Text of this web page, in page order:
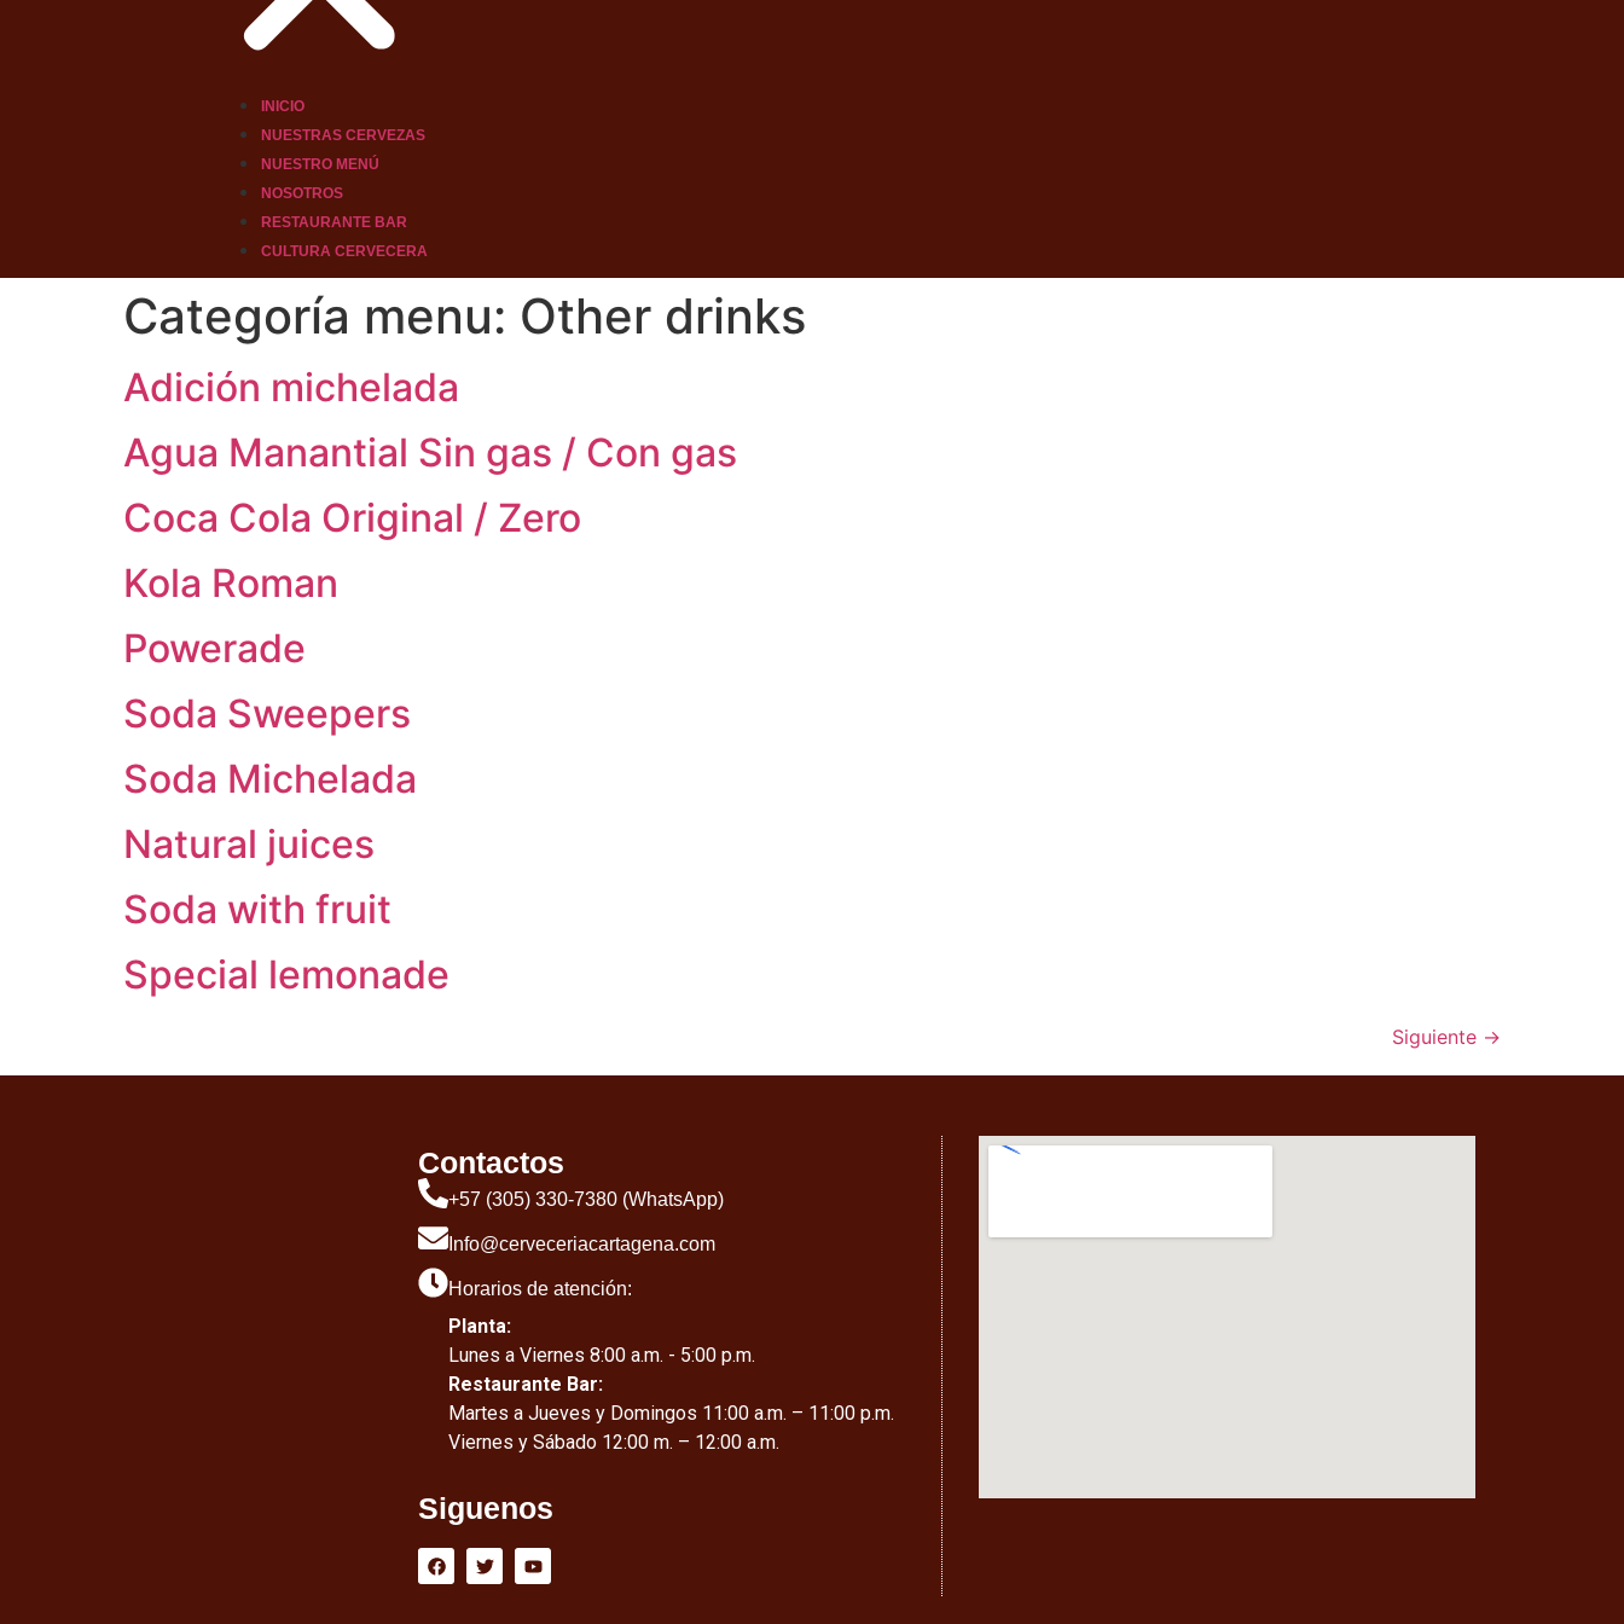
INICIO
NUESTRAS CERVEZAS
NUESTRO MENÚ
NOSOTROS
RESTAURANTE BAR
CULTURA CERVECERA
Categoría menu: Other drinks
Adición michelada
Agua Manantial Sin gas / Con gas
Coca Cola Original / Zero
Kola Roman
Powerade
Soda Sweepers
Soda Michelada
Natural juices
Soda with fruit
Special lemonade
Siguiente →
Contactos
+57 (305) 330-7380 (WhatsApp)
Info@cerveceriacartagena.com
Horarios de atención:
Planta:
Lunes a Viernes 8:00 a.m. - 5:00 p.m.
Restaurante Bar:
Martes a Jueves y Domingos 11:00 a.m. – 11:00 p.m.
Viernes y Sábado 12:00 m. – 12:00 a.m.
Siguenos